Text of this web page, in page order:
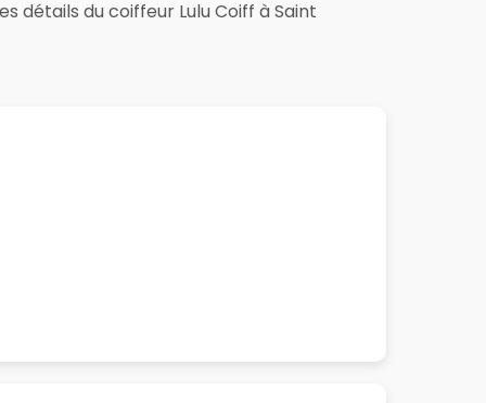
détails du coiffeur Lulu Coiff à Saint